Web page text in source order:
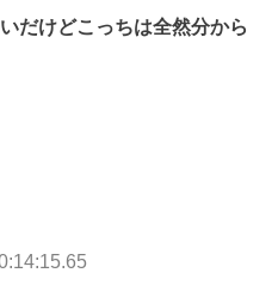
だけどこっちは全然分から